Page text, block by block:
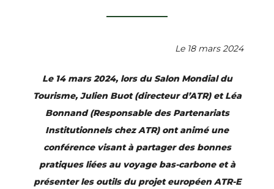
Le 18 mars 2024
Le 14 mars 2024, lors du Salon Mondial du
Tourisme, Julien Buot (directeur d’ATR) et Léa
Bonnand (Responsable des Partenariats
Institutionnels chez ATR) ont animé une
conférence visant à partager des bonnes
pratiques liées au voyage bas-carbone et à
présenter les outils du projet européen ATR-E